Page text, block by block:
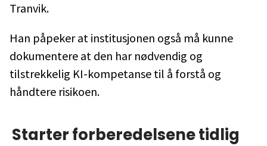
Tranvik.
Han påpeker at institusjonen også må kunne
dokumentere at den har nødvendig og
tilstrekkelig KI-kompetanse til å forstå og
håndtere risikoen.
Starter forberedelsene tidlig